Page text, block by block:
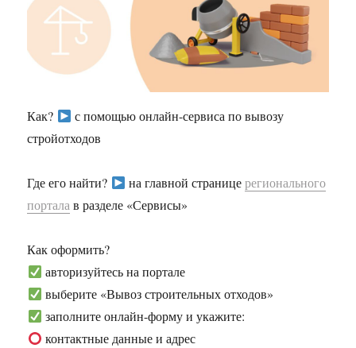
Как?
с помощью онлайн-сервиса по вывозу
стройотходов
Где его найти? на главной страницерегионального
портала в разделе «Сервисы»
Как оформить?
авторизуйтесь на портале
выберите «Вывоз строительных отходов»
заполните онлайн-форму и укажите:
контактные данные и адрес